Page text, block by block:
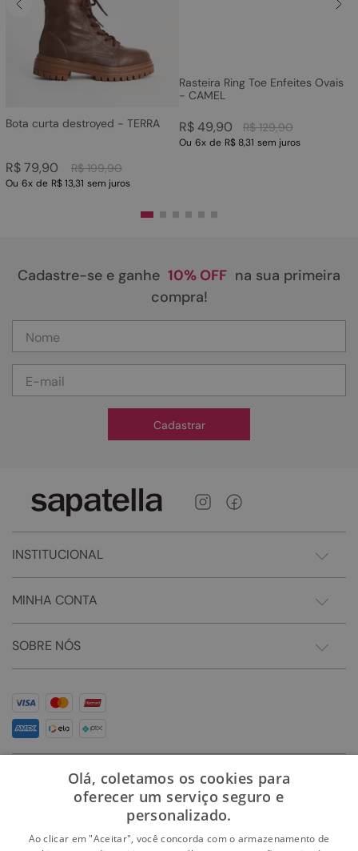
Bota curta destroyed - TERRA
R$ 199,90
R$79,90
Ou 6x de R$ 13,31 sem juros
Rasteira Ring Toe Enfeites Ovais
- CAMEL
R$ 129,90
R$49,90
Ou 6x de R$ 8,31 sem juros
Cadastre-se e ganhe 10% OFF na sua primeira
compra!
Cadastrar
INSTITUCIONAL
MINHA CONTA
SOBRE NÓS
Olá, coletamos os cookies para
oferecer um serviço seguro e
personalizado.
Ao clicar em "Aceitar", você concorda com o armazenamento de